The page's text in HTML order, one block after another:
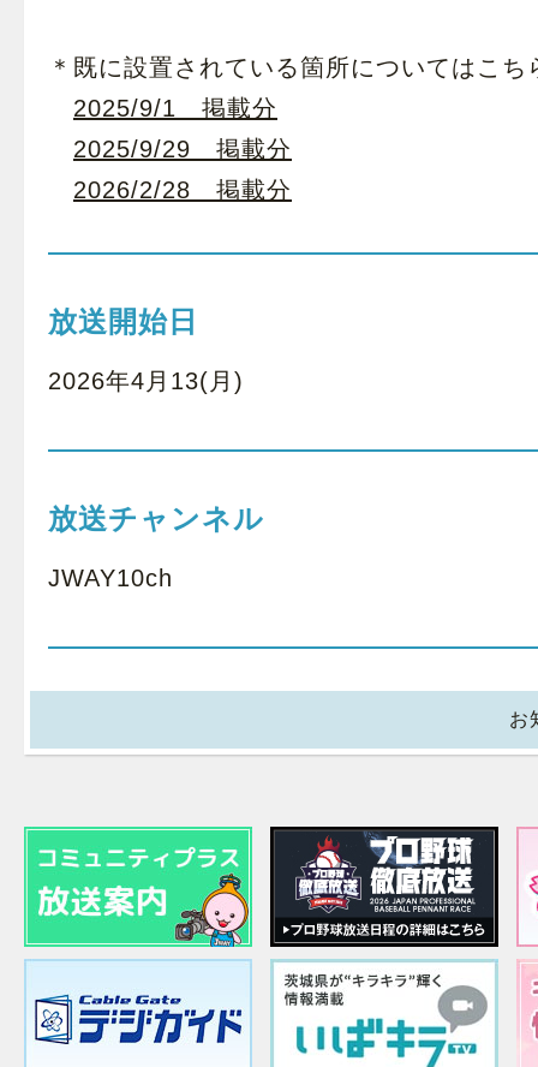
＊既に設置されている箇所についてはこち
2025/9/1 掲載分
2025/9/29 掲載分
2026/2/28 掲載分
放送開始日
2026年4月13(月)
放送チャンネル
JWAY10ch
お